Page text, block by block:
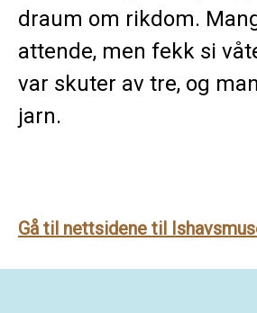
draum om rikdom.
attende, men fekk si
var skuter av tre, og
jarn.
Gå til nettsidene til